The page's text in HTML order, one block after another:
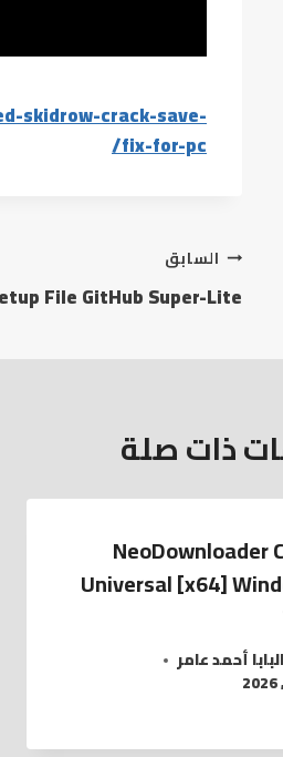
skidrow-crack-save-
fix-for-pc/
تصفّح
المقالات
السابق
File GitHub Super-Lite
ذات صلة
NeoDownloader
Universal [x64]
البابا أحمد عامر